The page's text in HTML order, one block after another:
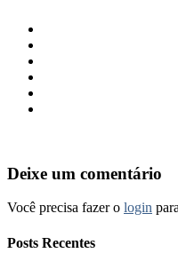
Deixe um comentário
Você precisa fazer o login
Posts Recentes